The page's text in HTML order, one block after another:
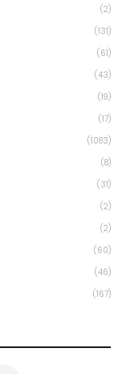
(2)
(131)
(61)
(43)
(19)
(17)
(1083)
(8)
(31)
(2)
(2)
(60)
(46)
(167)